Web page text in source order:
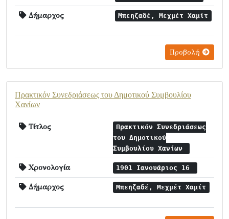
Δήμαρχος Μπεηζαδέ, Μεχμέτ Χαμίτ
Προβολή
Πρακτικόν Συνεδριάσεως του Δημοτικού Συμβουλίου
Χανίων
Τίτλος
Πρακτικόν Συνεδριάσεως
του Δημοτικού
Συμβουλίου Χανίων
Χρονολογία 1901 Ιανουάριος 16
Δήμαρχος Μπεηζαδέ, Μεχμέτ Χαμίτ